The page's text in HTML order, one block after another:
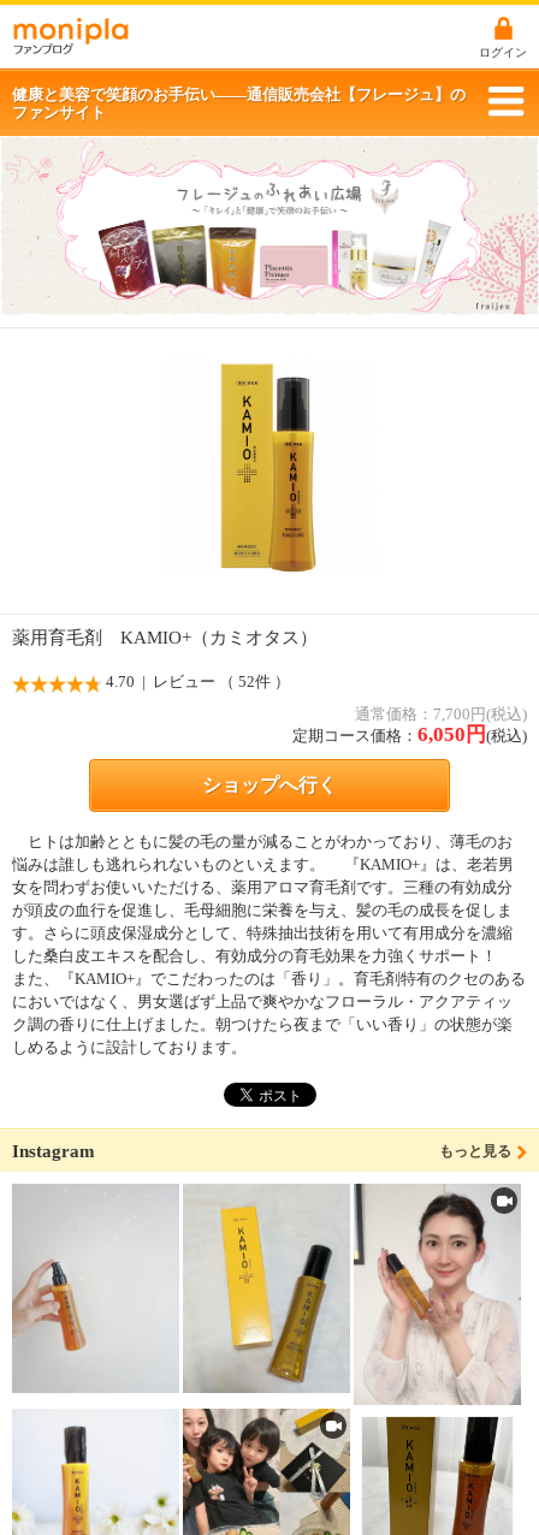
ログイン
健康と美容で笑顔のお手伝い――通信販売会社【フレージュ】の
ファンサイト
薬用育毛剤 KAMIO+（カミオタス）
4.70 | レビュー （ 52件 ）
通常価格：7,700円(税込)
定期コース価格： 6,050 円 (税込)
ショップへ行く
ヒトは加齢とともに髪の毛の量が減ることがわかっており、薄毛のお
悩みは誰しも逃れられないものといえます。 『KAMIO+』は、老若男
女を問わずお使いいただける、薬用アロマ育毛剤です。三種の有効成分
が頭皮の血行を促進し、毛母細胞に栄養を与え、髪の毛の成長を促しま
す。さらに頭皮保湿成分として、特殊抽出技術を用いて有用成分を濃縮
した桑白皮エキスを配合し、有効成分の育毛効果を力強くサポート！
また、『KAMIO+』でこだわったのは「香り」。育毛剤特有のクセのある
においではなく、男女選ばず上品で爽やかなフローラル・アクアティッ
ク調の香りに仕上げました。朝つけたら夜まで「いい香り」の状態が楽
しめるように設計しております。
Instagram もっと見る